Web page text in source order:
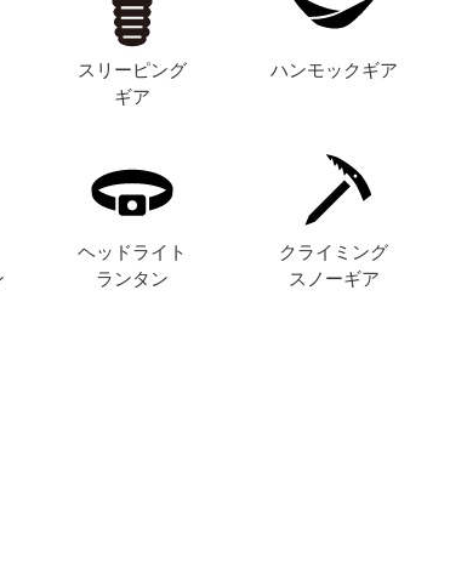
スリーピング
ギア
ハンモックギア
ヘッドライト
ランタン
クライミング
スノーギア